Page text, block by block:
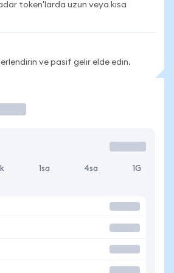
token'larda uzun veya kısa
ve pasif gelir elde edin.
1sa 4sa 1G